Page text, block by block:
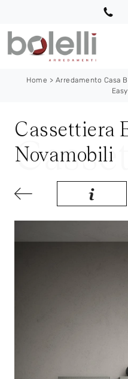
Home > Arredamento Casa
Cassettiera
Novamobili